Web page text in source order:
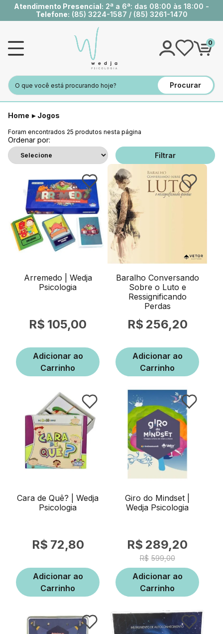
Atendimento Presencial: 2ª a 6ª: das 08:00 às 18:00 -
Telefone: (85) 3224-1587 / (85) 3261-1470
Procurar
0
Home Jogos
Foram encontrados 25 produtos nesta página
Ordenar por:
Filtrar
Arremedo | Wedja
Psicologia
105,00
Adicionar ao
Carrinho
Baralho Conversando
Sobre o Luto e
Ressignificando
Perdas
256,20
Adicionar ao
Carrinho
Cara de Quê? | Wedja
Psicologia
72,80
Adicionar ao
Carrinho
Giro do Mindset |
Wedja Psicologia
599,00
289,20
Adicionar ao
Carrinho